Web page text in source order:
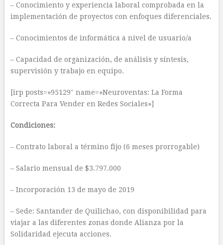
– Conocimiento y experiencia laboral comprobada en la
implementación de proyectos con enfoques diferenciales.
– Conocimientos de informática a nivel de usuario/a
– Capacidad de organización, de análisis y síntesis,
supervisión y trabajo en equipo.
[irp posts=»95129″ name=»Neuroventas: La Forma
Correcta Para Vender en Redes Sociales»]
Condiciones:
– Contrato laboral a término fijo (6 meses prorrogable)
– Salario mensual de $3.797.000
– Incorporación 13 de mayo de 2019
– Sede: Santander de Quilichao, con disponibilidad para
viajar a las diferentes zonas donde Alianza por la
Solidaridad ejecuta acciones.